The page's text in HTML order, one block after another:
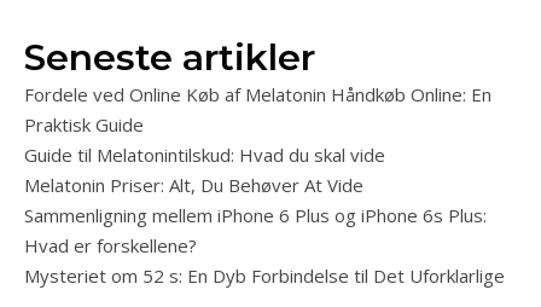
Seneste artikler
Fordele ved Online Køb af Melatonin Håndkøb Online: En
Praktisk Guide
Guide til Melatonintilskud: Hvad du skal vide
Melatonin Priser: Alt, Du Behøver At Vide
Sammenligning mellem iPhone 6 Plus og iPhone 6s Plus:
Hvad er forskellene?
Mysteriet om 52 s: En Dyb Forbindelse til Det Uforklarlige